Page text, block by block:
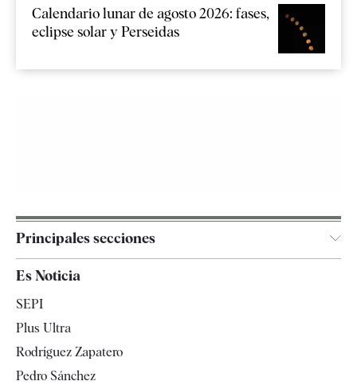
Calendario lunar de agosto 2026: fases,
eclipse solar y Perseidas
Principales secciones
España
Televisión
Es Noticia
SEPI
Plus Ultra
Rodríguez Zapatero
Pedro Sánchez